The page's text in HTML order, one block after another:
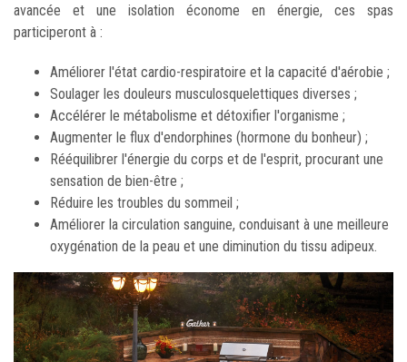
avancée et une isolation économe en énergie, ces spas
participeront à :
Améliorer l'état cardio-respiratoire et la capacité d'aérobie ;
Soulager les douleurs musculosquelettiques diverses ;
Accélérer le métabolisme et détoxifier l'organisme ;
Augmenter le flux d'endorphines (hormone du bonheur) ;
Rééquilibrer l'énergie du corps et de l'esprit, procurant une
sensation de bien-être ;
Réduire les troubles du sommeil ;
Améliorer la circulation sanguine, conduisant à une meilleure
oxygénation de la peau et une diminution du tissu adipeux.